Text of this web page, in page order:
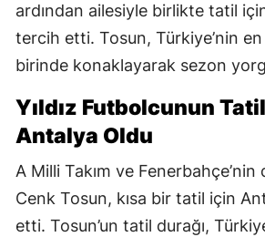
ardından ailesiyle birlikte tatil
tercih etti. Tosun, Türkiye’nin
birinde konaklayarak sezon
Yıldız Futbolcunun
Antalya Oldu
A Milli Takım ve
Cenk Tosun, kısa bir tatil için
etti. Tosun’un tatil durağı,